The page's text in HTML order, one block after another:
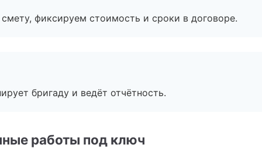
фиксируем стоимость и сроки в договоре.
бригаду и ведёт отчётность.
работы под ключ